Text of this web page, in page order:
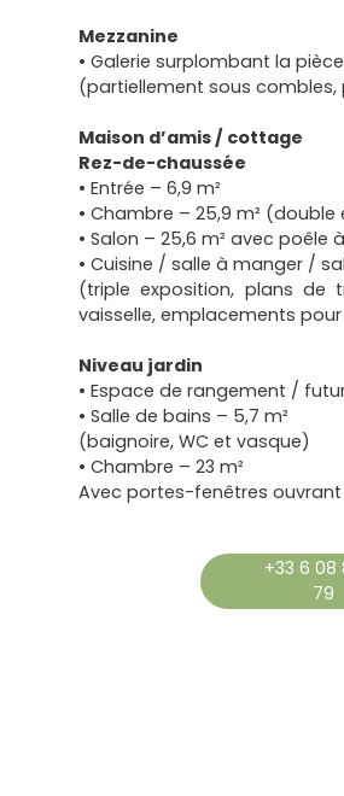
Mezzanine
• Galerie surplombant la
(partiellement sous
Maison d’amis / cottage
Rez-de-chaussée
• Entrée – 6,9 m²
• Chambre – 25,9 m² (double
• Salon – 25,6 m² avec poêle
• Cuisine / salle à manger /
(triple exposition, plans de
vaisselle, emplacements
Niveau jardin
• Espace de rangement /
• Salle de bains – 5,7 m²
(baignoire, WC et vasque)
• Chambre – 23 m²
Avec portes-fenêtres ouvrant
+33 6 08
79